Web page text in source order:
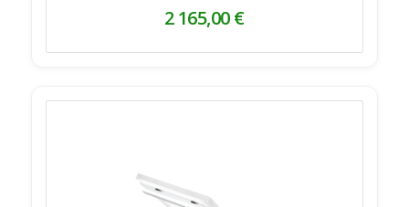
2 165,00€